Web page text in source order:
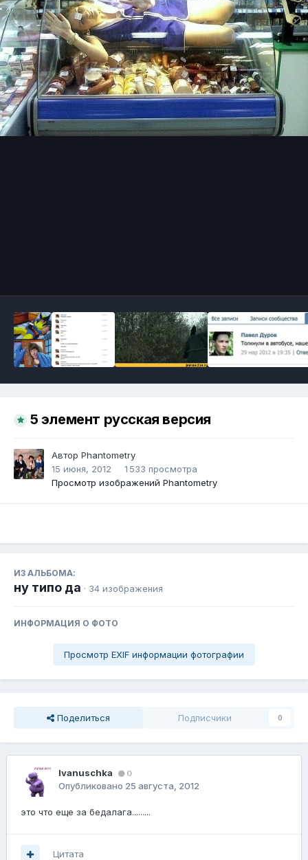
5 элемент русская версия
Автор Phantometry
15 июня, 2012
1 533 просмотра
Просмотр изображений Phantometry
ИЗ АЛЬБОМА:
ну типо да · 34 изображения
ИНФОРМАЦИЯ О ФОТО
Просмотр EXIF информации фотографии
Поделиться Подписчики 0
Ivanuschka 0
Опубликовано 25 августа, 2012
это что еще за бедалага.........
Цитата